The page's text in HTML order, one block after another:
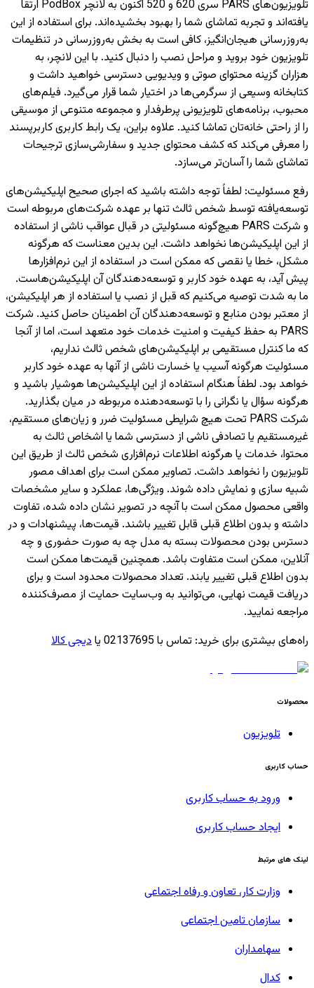
تلویزیون‌های PARS سری 620 و 520 اکنون به لانچر PodBox ارتقا
یافته‌اند و تجربه تماشای شما را بهبود بخشیده‌اند. برای استفاده از این
به‌روزرسانی هیجان‌انگیز، کافی است به بخش به‌روزرسانی در تنظیمات
تلویزیون خود بروید و مراحل نصب را دنبال کنید. با این لانچر، به
هزاران گزینه محتوای صوتی و ویدیویی دسترسی خواهید داشت و
کتابخانه وسیعی از سرگرمی‌ها در اختیار شما قرار می‌گیرد. فیلم‌های
محبوب، برنامه‌های تلویزیونی پرطرفدار و مجموعه متنوعی از موسیقی
را از راحتی خانه‌تان تماشا کنید. علاوه براین، یک رابط کاربری کاربرپسند
را معرفی می‌کند که کشف محتوای جدید و سفارشی‌سازی ترجیحات
تماشای شما را آسان‌تر می‌سازد.
رفع مسئولیت: لطفاً توجه داشته باشید که اجرای صحیح اپلیکیشن‌های
توسعه‌یافته توسط شخص ثالث تنها بر عهده شرکت‌های مربوطه است
و شرکت PARS هیچ‌گونه مسئولیتی در قبال عواقب ناشی از استفاده
از این اپلیکیشن‌ها نخواهد داشت. این بدین معناست که هرگونه
مشکل، خطا یا نقصی که ممکن است در استفاده از این نرم‌افزارها
پیش آید، به عهده خود کاربر و توسعه‌دهندگان آن اپلیکیشن‌هاست.
ما به شدت توصیه می‌کنیم که قبل از نصب یا استفاده از هر اپلیکیشن،
از معتبر بودن منابع و توسعه‌دهندگان آن اطمینان حاصل کنید. شرکت
PARS به حفظ کیفیت و امنیت خدمات خود متعهد است، اما از آنجا
که ما کنترل مستقیمی بر اپلیکیشن‌های شخص ثالث نداریم،
مسئولیت هرگونه آسیب یا خسارت ناشی از آنها به عهده خود کاربر
خواهد بود. لطفاً هنگام استفاده از این اپلیکیشن‌ها هوشیار باشید و
هرگونه سؤال یا نگرانی را با توسعه‌دهنده مربوطه در میان بگذارید.
شرکت PARS تحت هیچ شرایطی مسئولیت ضرر و زیان‌های مستقیم،
غیرمستقیم یا تصادفی ناشی از دسترسی شما یا اشخاص ثالث به
محتوا، خدمات یا هرگونه اطلاعات نرم‌افزاری شخص ثالث از طریق این
تلویزیون را نخواهد داشت. تصاویر ممکن است برای اهداف مصور
شبیه سازی و نمایش داده شوند. ویژگی‌ها، عملکرد و سایر مشخصات
واقعی محصول ممکن است با آنچه در تصویر نشان داده شده، تفاوت
داشته و بدون اطلاع قبلی قابل تغییر باشند. قیمت‌ها، پیشنهادات و در
دسترس بودن محصولات بسته به مدل چه به صورت حضوری و چه
آنلاین، ممکن است متفاوت باشد. همچنین قیمت‌ها ممکن است
بدون اطلاع قبلی تغییر یابند. تعداد محصولات محدود است و برای
دریافت قیمت نهایی، می‌توانید به وب‌سایت حمایت از مصرف‌کننده
مراجعه نمایید.
راه‌های بیشتری برای خرید: تماس با 02137695 یا دیجی کالا
محصولات
تلویزیون
حساب کاربری
ورود به حساب کاربری
ایجاد حساب کاربری
لینک های مرتبط
وزارت کار، تعاون و رفاه اجتماعی
سازمان تامین اجتماعی
سهامداران
کدال